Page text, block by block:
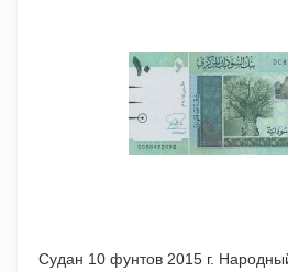
Судан 10 фунтов 2015 г. Народный дворец в Хартуме